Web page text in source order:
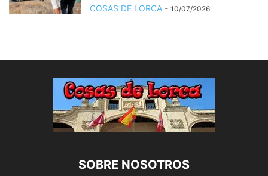
COSAS DE LORCA - 10/07/2026
SOBRE NOSOTROS